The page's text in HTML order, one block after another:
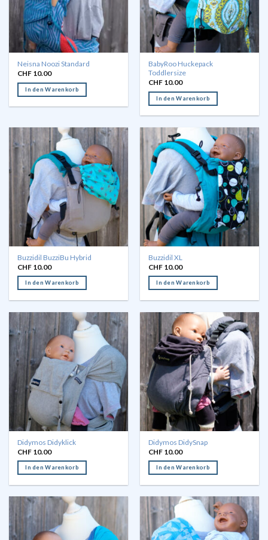
Neisna Noozi Standard
CHF10.00
In den Warenkorb
BabyRoo Huckepack
Toddlersize
CHF10.00
In den Warenkorb
Buzzidil BuzziBu Hybrid
CHF10.00
In den Warenkorb
Buzzidil XL
CHF10.00
In den Warenkorb
Didymos Didyklick
CHF10.00
In den Warenkorb
Didymos DidySnap
CHF10.00
In den Warenkorb